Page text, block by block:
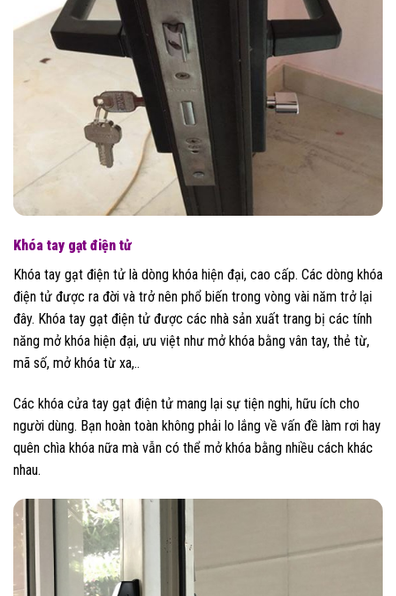
Khóa tay gạt điện tử
Khóa tay gạt điện tử là dòng khóa hiện đại, cao cấp. Các dòng khóa
điện tử được ra đời và trở nên phổ biến trong vòng vài năm trở lại
đây. Khóa tay gạt điện tử được các nhà sản xuất trang bị các tính
năng mở khóa hiện đại, ưu việt như mở khóa bằng vân tay, thẻ từ,
mã số, mở khóa từ xa,..
Các khóa cửa tay gạt điện tử mang lại sự tiện nghi, hữu ích cho
người dùng. Bạn hoàn toàn không phải lo lắng về vấn đề làm rơi hay
quên chìa khóa nữa mà vẫn có thể mở khóa bằng nhiều cách khác
nhau.